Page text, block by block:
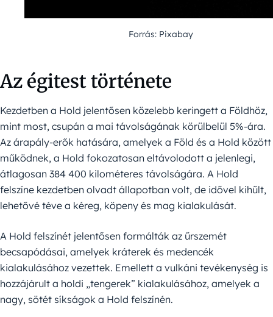
Forrás: Pixabay
Az égitest története
Kezdetben a Hold jelentősen közelebb keringett a Földhöz,
mint most, csupán a mai távolságának körülbelül 5%-ára.
Az árapály-erők hatására, amelyek a Föld és a Hold között
működnek, a Hold fokozatosan eltávolodott a jelenlegi,
átlagosan 384 400 kilométeres távolságára. A Hold
felszíne kezdetben olvadt állapotban volt, de idővel kihűlt,
lehetővé téve a kéreg, köpeny és mag kialakulását.
A Hold felszínét jelentősen formálták az űrszemét
becsapódásai, amelyek kráterek és medencék
kialakulásához vezettek. Emellett a vulkáni tevékenység is
hozzájárult a holdi „tengerek” kialakulásához, amelyek a
nagy, sötét síkságok a Hold felszínén.